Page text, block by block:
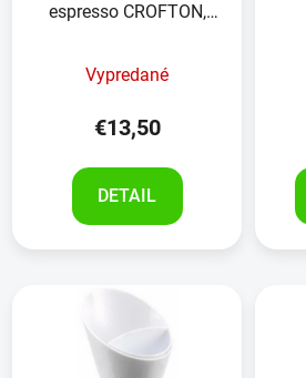
espresso CROFTON,
Vypredané
€13,50
DETAIL